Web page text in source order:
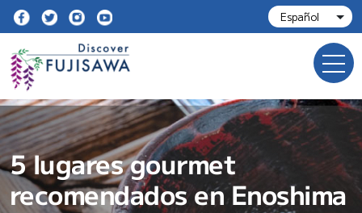
5 lugares gourmet
recomendados en Enoshima